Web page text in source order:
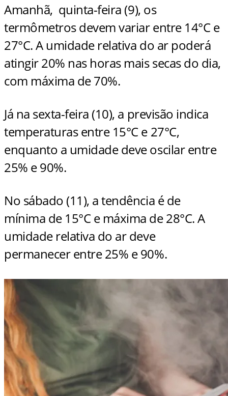
Amanhã, quinta-feira (9), os
termômetros devem variar entre 14°C e
27°C. A umidade relativa do ar poderá
atingir 20% nas horas mais secas do dia,
com máxima de 70%.
Já na sexta-feira (10), a previsão indica
temperaturas entre 15°C e 27°C,
enquanto a umidade deve oscilar entre
25% e 90%.
No sábado (11), a tendência é de
mínima de 15°C e máxima de 28°C. A
umidade relativa do ar deve
permanecer entre 25% e 90%.